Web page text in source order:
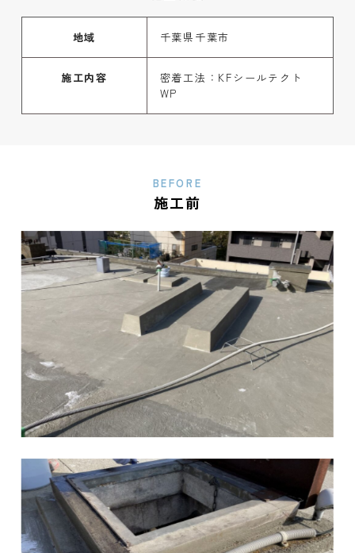
地域 千葉県千葉市
施工内容
密着工法：KFシールテクト
WP
BEFORE
施工前